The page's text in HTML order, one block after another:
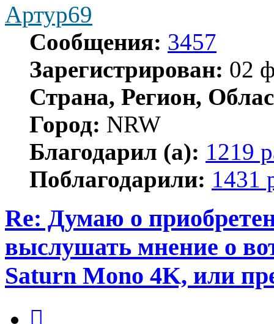
Артур69
Сообщения: 3457
Зарегистрирован: 02
Страна, Регион,
Город: NRW
Благодарил (а): 1219
Поблагодарили: 1431
Re: Думаю о
выслушать мнение о
Saturn Mono 4K, или